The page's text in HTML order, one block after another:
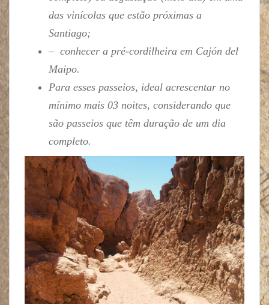
das vinícolas que estão próximas a
Santiago;
– conhecer a pré-cordilheira em Cajón del
Maipo.
Para esses passeios, ideal acrescentar no
mínimo mais 03 noites, considerando que
são passeios que têm duração de um dia
completo.